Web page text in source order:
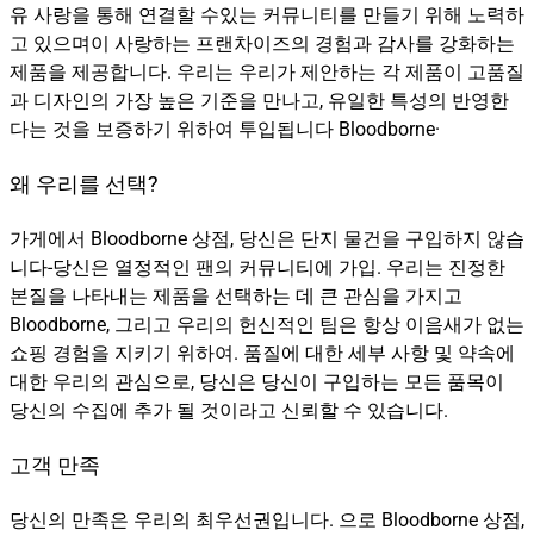
유 사랑을 통해 연결할 수있는 커뮤니티를 만들기 위해 노력하
고 있으며이 사랑하는 프랜차이즈의 경험과 감사를 강화하는
제품을 제공합니다. 우리는 우리가 제안하는 각 제품이 고품질
과 디자인의 가장 높은 기준을 만나고, 유일한 특성의 반영한
다는 것을 보증하기 위하여 투입됩니다 Bloodborne·
왜 우리를 선택?
가게에서 Bloodborne 상점, 당신은 단지 물건을 구입하지 않습
니다-당신은 열정적인 팬의 커뮤니티에 가입. 우리는 진정한
본질을 나타내는 제품을 선택하는 데 큰 관심을 가지고
Bloodborne, 그리고 우리의 헌신적인 팀은 항상 이음새가 없는
쇼핑 경험을 지키기 위하여. 품질에 대한 세부 사항 및 약속에
대한 우리의 관심으로, 당신은 당신이 구입하는 모든 품목이
당신의 수집에 추가 될 것이라고 신뢰할 수 있습니다.
고객 만족
당신의 만족은 우리의 최우선권입니다. 으로 Bloodborne 상점,